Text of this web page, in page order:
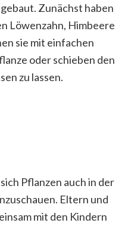
Zunächst haben
Löwenzahn, Himbeere
sie mit einfachen
oder schieben den
zu lassen.
Pflanzen auch in der
Eltern und
mit den Kindern